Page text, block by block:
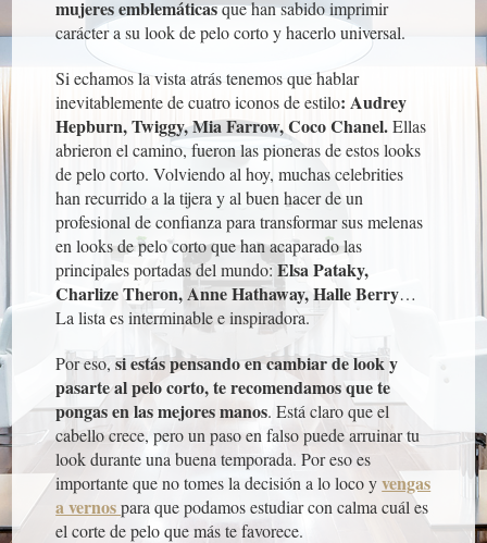
mujeres emblemáticasque han sabido imprimir
carácter a su look de pelo corto y hacerlo universal.
Si echamos la vista atrás tenemos que hablar
inevitablemente de cuatro iconos de estilo: Audrey
Hepburn, Twiggy, Mia Farrow, Coco Chanel.Ellas
abrieron el camino, fueron las pioneras de estos looks
de pelo corto. Volviendo al hoy, muchas celebrities
han recurrido a la tijera y al buen hacer de un
profesional de confianza para transformar sus melenas
en looks de pelo corto que han acaparado las
principales portadas del mundo:Elsa Pataky,
Charlize Theron, Anne Hathaway, Halle Berry…
La lista es interminable e inspiradora.
Por eso,si estás pensando en cambiar de look y
pasarte al pelo corto, te recomendamos que te
pongas en las mejores manos. Está claro que el
cabello crece, pero un paso en falso puede arruinar tu
look durante una buena temporada. Por eso es
importante que no tomes la decisión a lo loco yvengas
a vernospara que podamos estudiar con calma cuál es
el corte de pelo que más te favorece.